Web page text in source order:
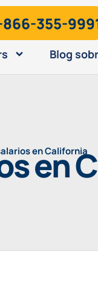
866-355-
Blog
en California
en